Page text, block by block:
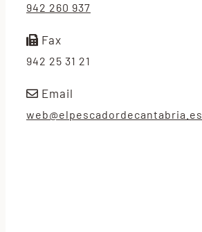
942 260 937
Fax
942 25 31 21
Email
web@elpescadordecantabria.es